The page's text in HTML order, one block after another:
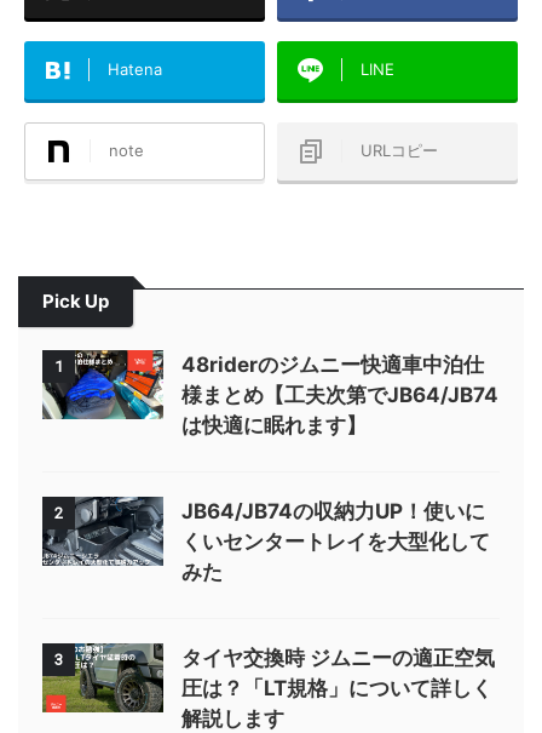
Hatena LINE
note URLコピー
Pick Up
1
48riderのジムニー快適車中泊仕
様まとめ【工夫次第でJB64/JB74
は快適に眠れます】
2
JB64/JB74の収納力UP！使いに
くいセンタートレイを大型化して
みた
3
タイヤ交換時 ジムニーの適正空気
圧は？「LT規格」について詳しく
解説します